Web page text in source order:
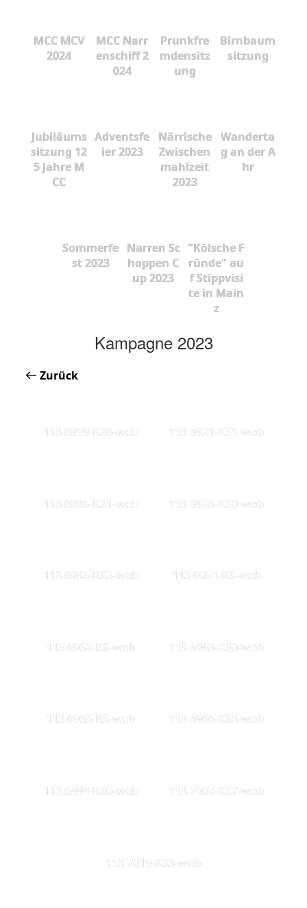
MCC MCV
2024
MCC Narr
enschiff 2
024
Prunkfre
mdensitz
ung
Birnbaum
sitzung
Jubiläums
sitzung 12
5 Jahre M
CC
Adventsfe
ier 2023
Närrische
Zwischen
mahlzeit
2023
Wanderta
g an der A
hr
Sommerfe
st 2023
Narren Sc
hoppen C
up 2023
"Kölsche F
ründe" au
f Stippvisi
te in Main
z
Kampagne 2023
Zurück
113 6919-KS6-web 113 6921-KS1-web
113 6926-KS1-web 113 6928-KS0-web
113 6935-KS3-web 113 6951-KS-web
113 6962-KS-web 113 6963-KS0-web
113 6965-KS-web 113 6966-KS5-web
113 6994-KS0-web 113 7007-KS7-web
113 7019-KS3-web